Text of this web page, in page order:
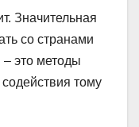
Значительная
со странами
это методы
тому